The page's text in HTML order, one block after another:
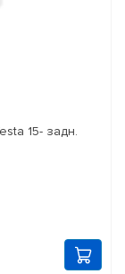
15- задн.